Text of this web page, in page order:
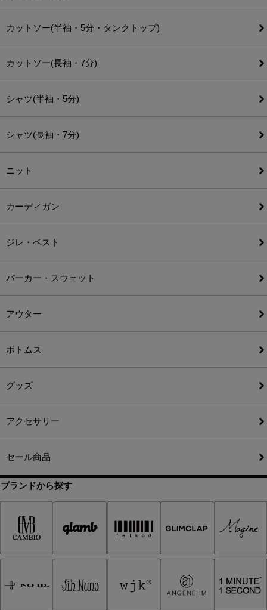
カットソー(半袖・5分・タンクトップ)
カットソー(長袖・7分)
シャツ(半袖・5分)
シャツ(長袖・7分)
ニット
カーディガン
ジレ・ベスト
パーカー・スウェット
アウター
ボトムス
グッズ
アクセサリー
セール商品
ブランドから探す